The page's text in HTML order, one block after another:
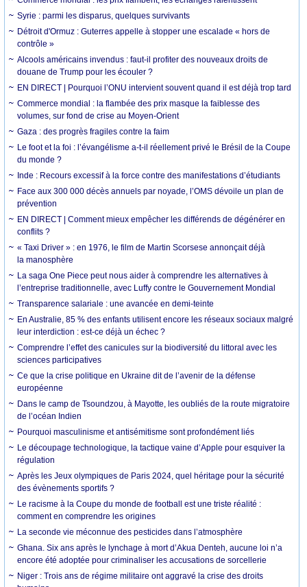
Syrie : parmi les disparus, quelques survivants
Détroit d'Ormuz : Guterres appelle à stopper une escalade « hors de
contrôle »
Alcools américains invendus : faut-il profiter des nouveaux droits de
douane de Trump pour les écouler ?
EN DIRECT | Pourquoi l’ONU intervient souvent quand il est déjà trop tard
Commerce mondial : la flambée des prix masque la faiblesse des
volumes, sur fond de crise au Moyen-Orient
Gaza : des progrès fragiles contre la faim
Le foot et la foi : l’évangélisme a-t-il réellement privé le Brésil de la Coupe
du monde ?
Inde : Recours excessif à la force contre des manifestations d’étudiants
Face aux 300 000 décès annuels par noyade, l’OMS dévoile un plan de
prévention
EN DIRECT | Comment mieux empêcher les différends de dégénérer en
conflits ?
« Taxi Driver » : en 1976, le film de Martin Scorsese annonçait déjà
la manosphère
La saga One Piece peut nous aider à comprendre les alternatives à
l’entreprise traditionnelle, avec Luffy contre le Gouvernement Mondial
Transparence salariale : une avancée en demi-teinte
En Australie, 85 % des enfants utilisent encore les réseaux sociaux malgré
leur interdiction : est-ce déjà un échec ?
Comprendre l’effet des canicules sur la biodiversité du littoral avec les
sciences participatives
Ce que la crise politique en Ukraine dit de l’avenir de la défense
européenne
Dans le camp de Tsoundzou, à Mayotte, les oubliés de la route migratoire
de l’océan Indien
Pourquoi masculinisme et antisémitisme sont profondément liés
Le découpage technologique, la tactique vaine d’Apple pour esquiver la
régulation
Après les Jeux olympiques de Paris 2024, quel héritage pour la sécurité
des évènements sportifs ?
Le racisme à la Coupe du monde de football est une triste réalité :
comment en comprendre les origines
La seconde vie méconnue des pesticides dans l’atmosphère
Ghana. Six ans après le lynchage à mort d’Akua Denteh, aucune loi n’a
encore été adoptée pour criminaliser les accusations de sorcellerie
Niger : Trois ans de régime militaire ont aggravé la crise des droits